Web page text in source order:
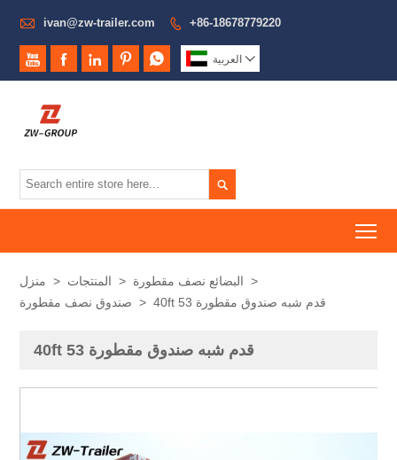
 ivan@zw-trailer.com  +86-18678779220
     العربية 

منزل > المنتجات > البضائع نصف مقطورة >
صندوق نصف مقطورة > 40ft 53 قدم شبه صندوق مقطورة
40ft 53 قدم شبه صندوق مقطورة